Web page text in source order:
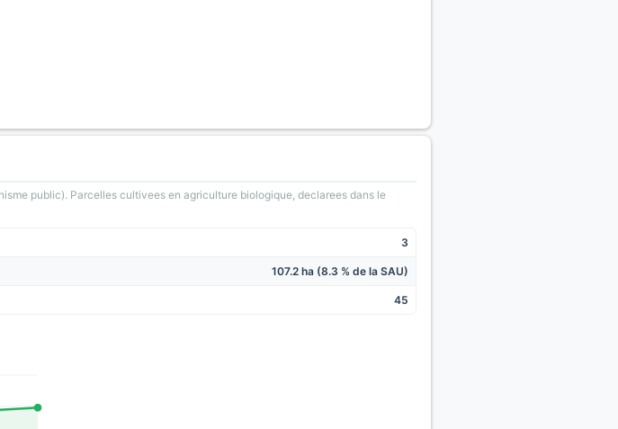
public). Parcelles cultivees en agriculture biologique, declarees dans le
3
107.2 ha (8.3 % de la SAU)
45